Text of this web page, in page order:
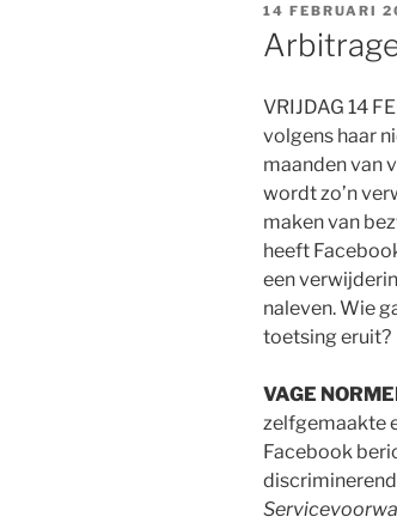
GEPLAATST
OP
14 FEBRUARI
VRIJDAG 14
volgens haar
maanden van
wordt zo’n
maken van
heeft
een
naleven. Wie
toetsing eruit?
VAGE
zelfgemaakte
Facebook
discriminerend